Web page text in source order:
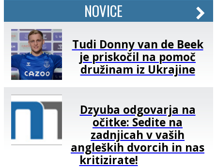
NOVICE
Tudi Donny van de Beek
je priskočil na pomoč
družinam iz Ukrajine
Dzyuba odgovarja na
očitke: Sedite na
zadnjicah v vaših
angleških dvorcih in nas
kritizirate!